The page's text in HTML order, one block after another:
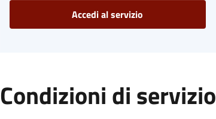
Accedi al servizio
Condizioni di servizio